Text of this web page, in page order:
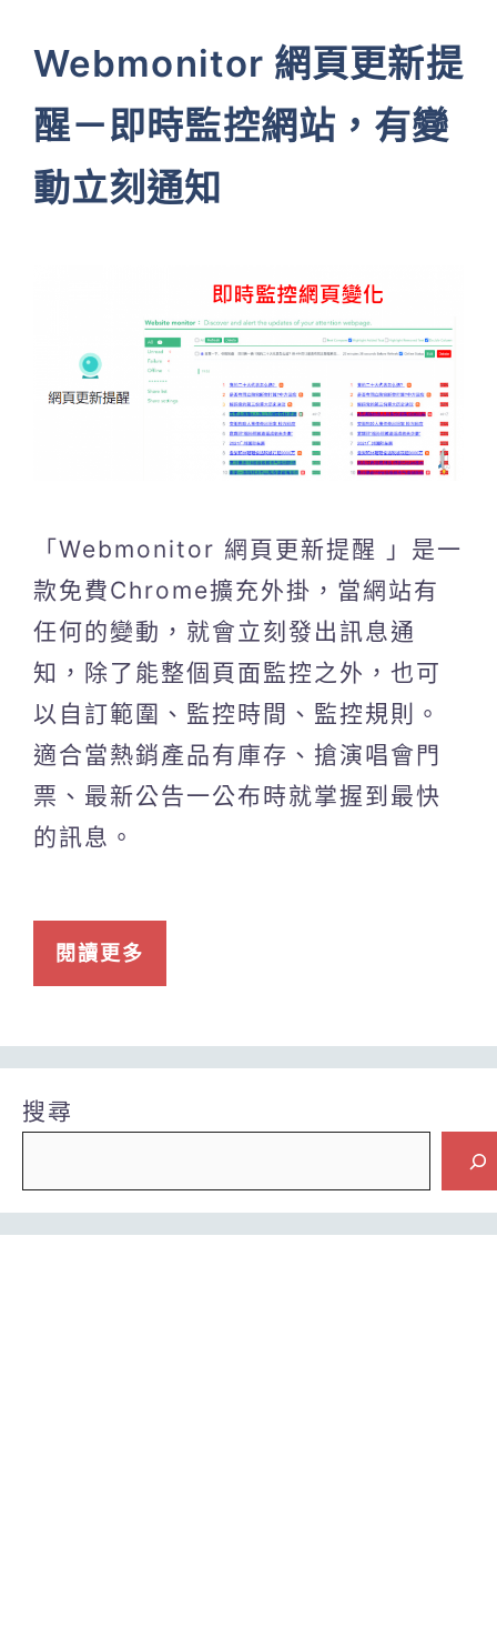
Webmonitor 網頁更新提
醒－即時監控網站，有變
動立刻通知
「Webmonitor 網頁更新提醒 」是一
款免費Chrome擴充外掛，當網站有
任何的變動，就會立刻發出訊息通
知，除了能整個頁面監控之外，也可
以自訂範圍、監控時間、監控規則。
適合當熱銷產品有庫存、搶演唱會門
票、最新公告一公布時就掌握到最快
的訊息。
閱讀更多
搜尋